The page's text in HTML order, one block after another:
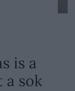
is a
a sok